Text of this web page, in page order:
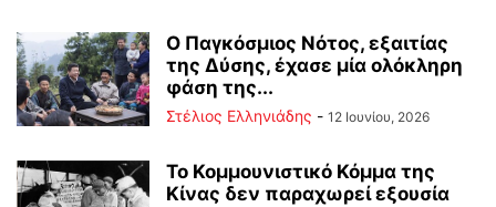
Ο Παγκόσμιος Νότος, εξαιτίας
της Δύσης, έχασε μία ολόκληρη
φάση της...
Στέλιος Ελληνιάδης - 12 Ιουνίου, 2026
Το Κομμουνιστικό Κόμμα της
Κίνας δεν παραχωρεί εξουσία